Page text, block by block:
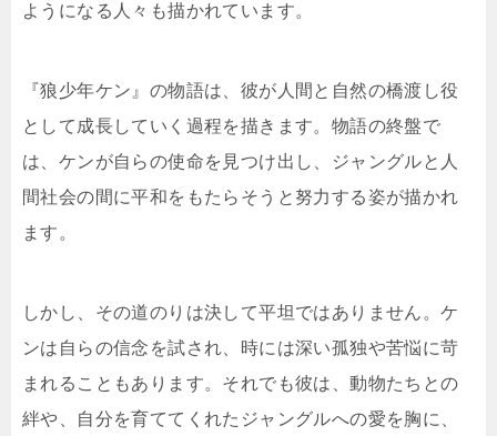
ようになる人々も描かれています。
『狼少年ケン』の物語は、彼が人間と自然の橋渡し役
として成長していく過程を描きます。物語の終盤で
は、ケンが自らの使命を見つけ出し、ジャングルと人
間社会の間に平和をもたらそうと努力する姿が描かれ
ます。
しかし、その道のりは決して平坦ではありません。ケ
ンは自らの信念を試され、時には深い孤独や苦悩に苛
まれることもあります。それでも彼は、動物たちとの
絆や、自分を育ててくれたジャングルへの愛を胸に、